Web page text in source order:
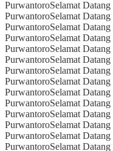
PurwantoroSelamat
PurwantoroSelamat
PurwantoroSelamat
PurwantoroSelamat
PurwantoroSelamat
PurwantoroSelamat
PurwantoroSelamat
PurwantoroSelamat
PurwantoroSelamat
PurwantoroSelamat
PurwantoroSelamat
PurwantoroSelamat
PurwantoroSelamat
PurwantoroSelamat